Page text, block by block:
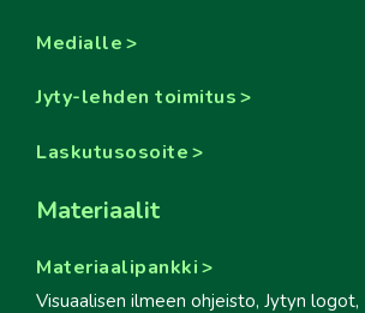
Medialle
Jyty-lehden toimitus
Laskutusosoite
Materiaalit
Materiaalipankki
Visuaalisen ilmeen ohjeisto, Jytyn logot,